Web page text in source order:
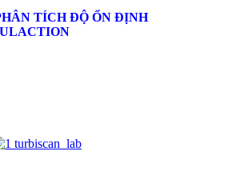
TÍCH ĐỘ ỔN ĐỊNH